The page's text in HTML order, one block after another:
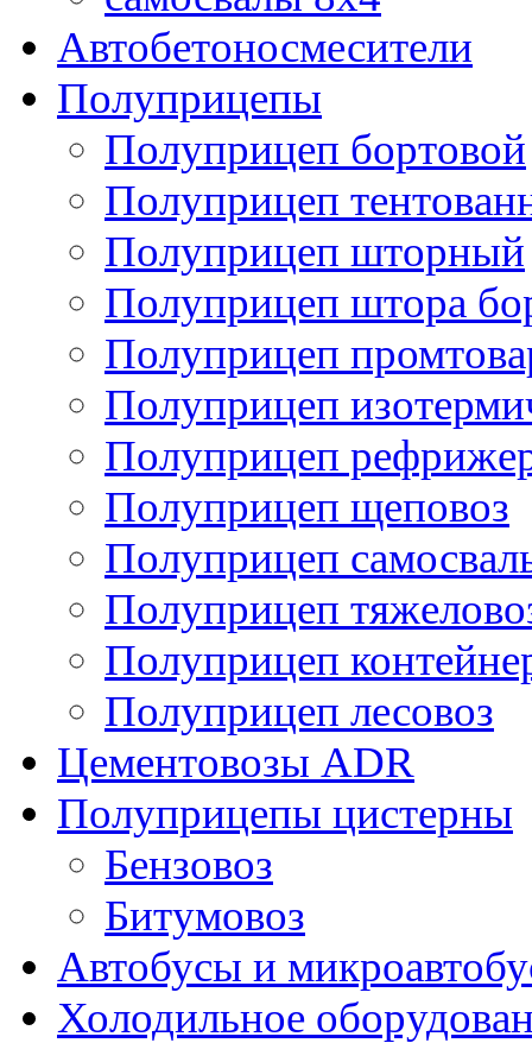
Автобетоносмесители
Полуприцепы
Полуприцеп бортовой
Полуприцеп
Полуприцеп шторный
Полуприцеп штора
Полуприцеп
Полуприцеп
Полуприцеп
Полуприцеп щеповоз
Полуприцеп
Полуприцеп
Полуприцеп
Полуприцеп лесовоз
Цементовозы ADR
Полуприцепы цистерны
Бензовоз
Битумовоз
Автобусы и
Холодильное